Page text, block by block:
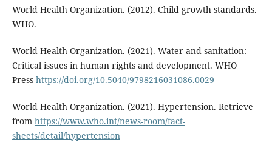
World Health Organization. (2012). Child growth standards.
WHO.
World Health Organization. (2021). Water and sanitation:
Critical issues in human rights and development. WHO
Press https://doi.org/10.5040/9798216031086.0029
World Health Organization. (2021). Hypertension. Retrieve
from https://www.who.int/news-room/fact-
sheets/detail/hypertension